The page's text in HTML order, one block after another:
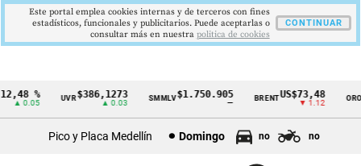
Cintillo
%
▲ 0.05
UVR$386,1273
▲ 0.03
SMMLV$1.750.905 BRENTUS$73,48
▼ 1.12
ORO
Pico y Placa Medellín Domingo no no
Este portal emplea cookies internas y de terceros con fines
estadísticos, funcionales y publicitarios. Puede aceptarlas o
consultar más en nuestra politica de cookies
CONTINUAR